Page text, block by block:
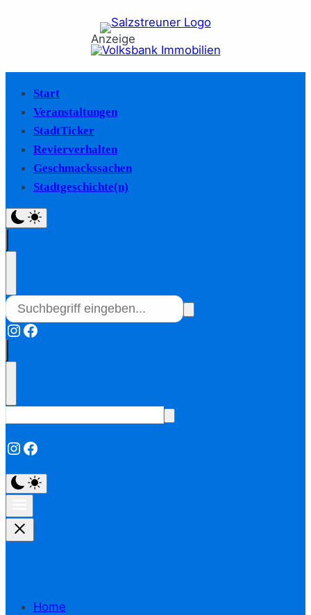
Anzeige
Start
Veranstaltungen
StadtTicker
Revierverhalten
Geschmackssachen
Stadtgeschichte(n)
Instagram
Facebook
Instagram
Facebook
Home